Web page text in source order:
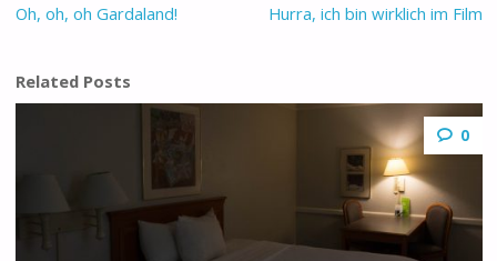
Oh, oh, oh Gardaland! Hurra, ich bin wirklich im Film
Related Posts
0